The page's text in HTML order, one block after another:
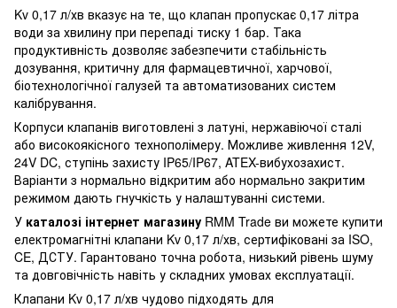
Kv 0,17 л/хв вказує на те, що клапан пропускає 0,17 літра
води за хвилину при перепаді тиску 1 бар. Така
продуктивність дозволяє забезпечити стабільність
дозування, критичну для фармацевтичної, харчової,
біотехнологічної галузей та автоматизованих систем
калібрування.
Корпуси клапанів виготовлені з латуні, нержавіючої сталі
або високоякісного технополімеру. Можливе живлення 12V,
24V DC, ступінь захисту IP65/IP67, ATEX-вибухозахист.
Варіанти з нормально відкритим або нормально закритим
режимом дають гнучкість у налаштуванні системи.
У каталозі інтернет магазину RMM Trade ви можете купити
електромагнітні клапани Kv 0,17 л/хв, сертифіковані за ISO,
CE, ДСТУ. Гарантовано точна робота, низький рівень шуму
та довговічність навіть у складних умовах експлуатації.
Клапани Kv 0,17 л/хв чудово підходять для